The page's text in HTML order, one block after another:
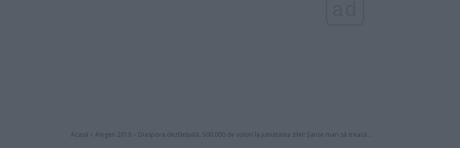
Acasă Alegeri 2019 Diaspora dezlănțuită: 500.000 de voturi la jumătatea zilei! Șanse mari să treacă...